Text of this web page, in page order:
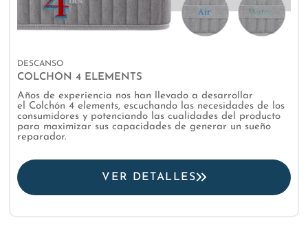
DESCANSO
COLCHÓN 4 ELEMENTS
Años de experiencia nos han llevado a desarrollar
el Colchón 4 elements, escuchando las necesidades de los
consumidores y potenciando las cualidades del producto
para maximizar sus capacidades de generar un sueño
reparador.
VER DETALLES